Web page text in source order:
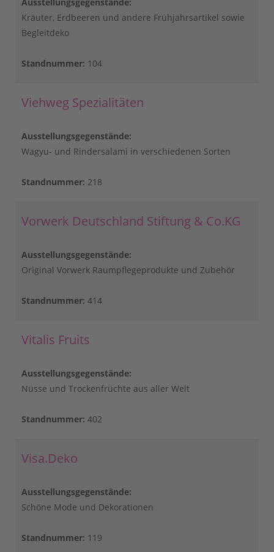
Kräuter, Erdbeeren und andere Frühjahrsartikel sowie
Begleitdeko
Standnummer: 104
Viehweg Spezialitäten
Ausstellungsgegenstände:
Wagyu- und Rindersalami in verschiedenen Sorten
Standnummer: 218
Vorwerk Deutschland Stiftung & Co.KG
Ausstellungsgegenstände:
Original Vorwerk Raumpflegeprodukte und Zubehör
Standnummer: 414
Vitalis Fruits
Ausstellungsgegenstände:
Nüsse und Trockenfrüchte aus aller Welt
Standnummer: 402
Visa.Deko
Ausstellungsgegenstände:
Schöne Mode und Dekorationen
Standnummer: 119